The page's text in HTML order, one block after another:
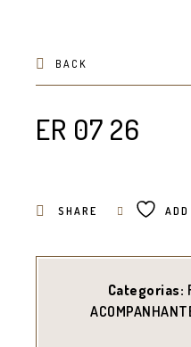
BACK
ER 07 26
SHARE
Categorias: